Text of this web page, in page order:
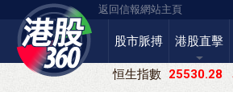
返回信報網站主頁
股市脈搏 港股直擊
恒生指數 25530.28